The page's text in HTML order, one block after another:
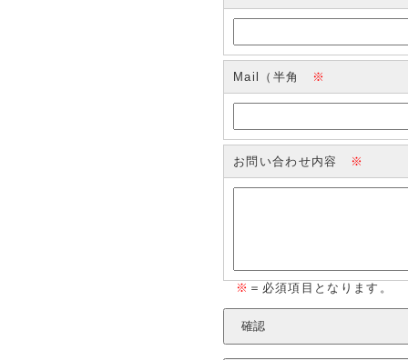
Mail（半角 ※
お問い合わせ内容 ※
※ ＝必須項目となります。